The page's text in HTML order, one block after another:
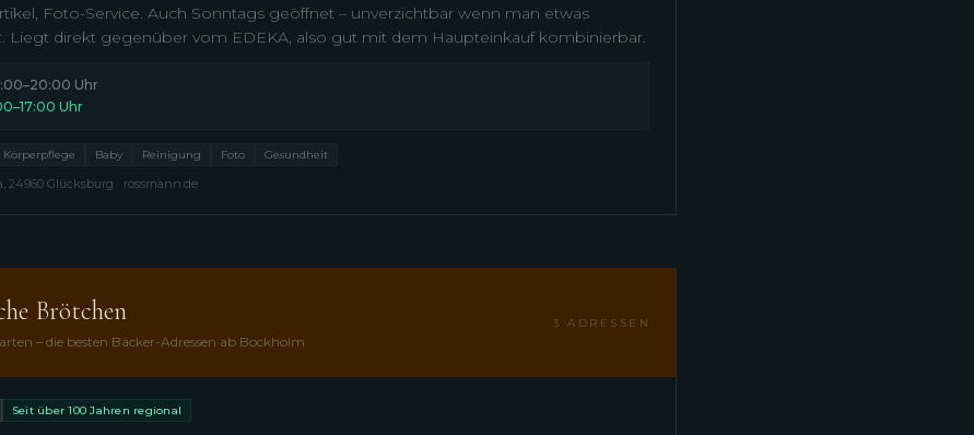
Foto-Service. Auch Sonntags geöffnet – unverzichtbar wenn man etwas
Liegt direkt gegenüber vom EDEKA, also gut mit dem Haupteinkauf kombinierbar.
Uhr
Uhr
Körperpflege Baby Reinigung Foto Gesundheit
24960 Glücksburg · rossmann.de
Brötchen
– die besten Bäcker-Adressen ab Bockholm
3 ADRESSEN
Seit über 100 Jahren regional